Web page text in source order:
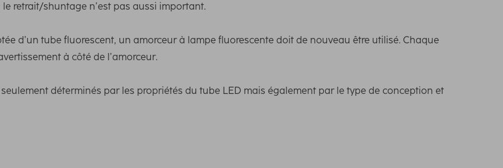
retrait/shuntage n’est pas aussi important.
d’un tube fluorescent, un amorceur à lampe fluorescente doit de nouveau être utilisé. Chaque
à côté de l’amorceur.
déterminés par les propriétés du tube LED mais également par le type de conception et